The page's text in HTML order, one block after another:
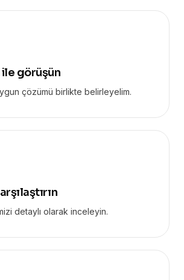
ile görüşün
çözümü birlikte belirleyelim.
detaylı olarak inceleyin.